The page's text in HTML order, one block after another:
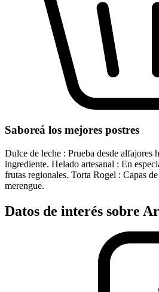
Saboreá los mejores postres
Dulce de leche : Prueba desde alfajores
ingrediente. Helado artesanal : En
frutas regionales. Torta Rogel : Capas
merengue.
Datos de interés sobre